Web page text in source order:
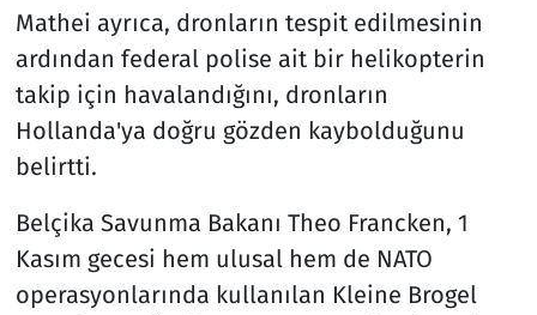
Mathei ayrıca, dronların tespit edilmesinin
ardından federal polise ait bir helikopterin
takip için havalandığını, dronların
Hollanda'ya doğru gözden kaybolduğunu
belirtti.
Belçika Savunma Bakanı Theo Francken, 1
Kasım gecesi hem ulusal hem de NATO
operasyonlarında kullanılan Kleine Brogel